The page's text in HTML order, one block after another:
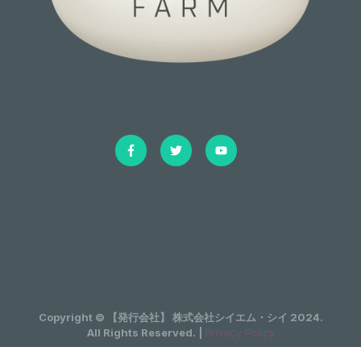
Copyright © 【発行会社】 株式会社シイエム・シイ 2024.
All Rights Reserved. | Privacy Policy